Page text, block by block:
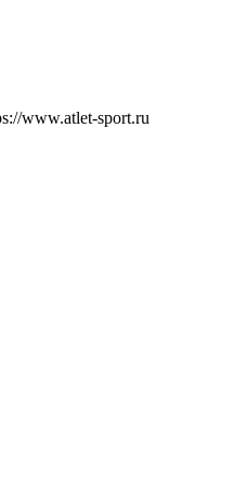
www.atlet-sport.ru